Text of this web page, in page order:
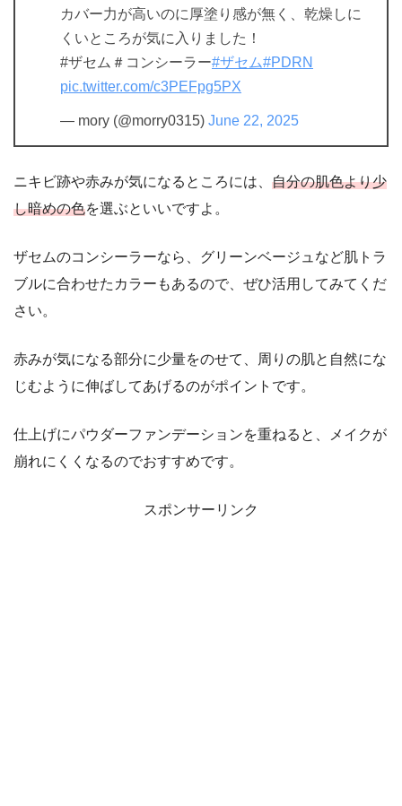
カバー力が高いのに厚塗り感が無く、乾燥しに
くいところが気に入りました！
#ザセム＃コンシーラー#ザセム#PDRN
pic.twitter.com/c3PEFpg5PX
— mory (@morry0315) June 22, 2025
ニキビ跡や赤みが気になるところには、 自分の肌色より少
し暗めの色を選ぶといいですよ。
ザセムのコンシーラーなら、グリーンベージュなど肌トラ
ブルに合わせたカラーもあるので、ぜひ活用してみてくだ
さい。
赤みが気になる部分に少量をのせて、周りの肌と自然にな
じむように伸ばしてあげるのがポイントです。
仕上げにパウダーファンデーションを重ねると、メイクが
崩れにくくなるのでおすすめです。
スポンサーリンク